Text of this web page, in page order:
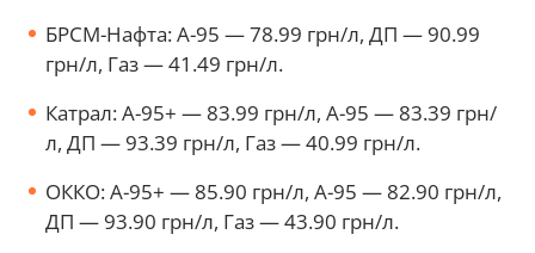
БРСМ-Нафта: А-95 — 78.99 грн/л, ДП — 90.99
грн/л, Газ — 41.49 грн/л.
Катрал: А-95+ — 83.99 грн/л, А-95 — 83.39 грн/
л, ДП — 93.39 грн/л, Газ — 40.99 грн/л.
ОККО: А-95+ — 85.90 грн/л, А-95 — 82.90 грн/л,
ДП — 93.90 грн/л, Газ — 43.90 грн/л.